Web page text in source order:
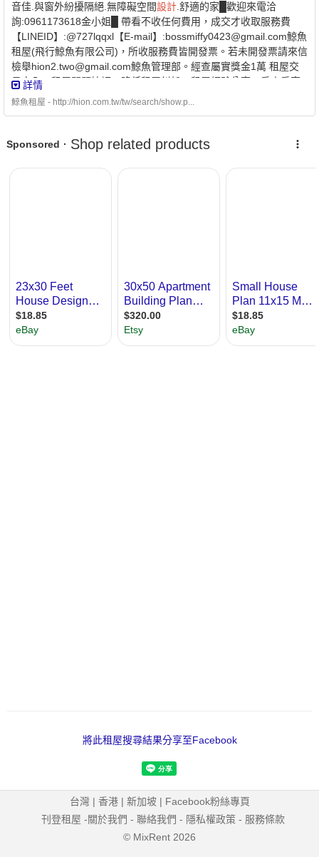
音佳.與窗外紛擾隔絕.無障礙空間設計.舒適的家█歡迎來電洽
詢:0961173618金小姐█ 帶看不收任何費用，成交才收取服務費
【LINEID】:@727lqqxl【E-mail】:bossmiffy0423@gmail.com鯨魚
租屋(飛行鯨魚有限公司)，所收服務費皆開發票。若未開發票請來信
檢舉hion2.two@gmail.com鯨魚管理部。經查屬實獎金1萬 租屋交
易安全、租屋問題協調、降低租屋糾紛、租屋經驗分享、房東房客
嚴格篩選，是鯨魚租屋不斷進步的服務，歡迎房東房客委託、詢問
詳情
鯨魚租屋 - http://hion.com.tw/tw/search/show.p...
將此租屋搜尋結果分享至Facebook
台灣| 香港| 新加坡| Facebook粉絲專頁
刊登租屋 -關於我們 - 聯絡我們 - 隱私權政策 - 服務條款
© MixRent 2026